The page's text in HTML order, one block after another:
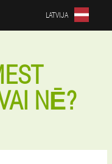
LATVIJA
NĒ?